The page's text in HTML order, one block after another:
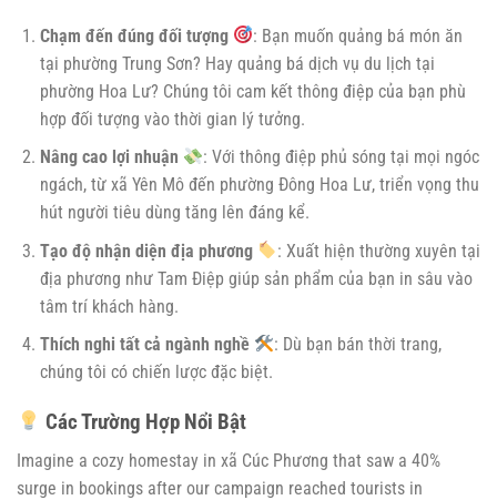
Chạm đến đúng đối tượng
: Bạn muốn quảng bá món ăn
tại phường Trung Sơn? Hay quảng bá dịch vụ du lịch tại
phường Hoa Lư? Chúng tôi cam kết thông điệp của bạn phù
hợp đối tượng vào thời gian lý tưởng.
Nâng cao lợi nhuận
: Với thông điệp phủ sóng tại mọi ngóc
ngách, từ xã Yên Mô đến phường Đông Hoa Lư, triển vọng thu
hút người tiêu dùng tăng lên đáng kể.
Tạo độ nhận diện địa phương
: Xuất hiện thường xuyên tại
địa phương như Tam Điệp giúp sản phẩm của bạn in sâu vào
tâm trí khách hàng.
Thích nghi tất cả ngành nghề
: Dù bạn bán thời trang,
chúng tôi có chiến lược đặc biệt.
Các Trường Hợp Nổi Bật
Imagine a cozy homestay in xã Cúc Phương that saw a 40%
surge in bookings after our campaign reached tourists in